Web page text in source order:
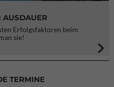
AUSDAUER
Erfolgsfaktoren beim
sie!
TERMINE